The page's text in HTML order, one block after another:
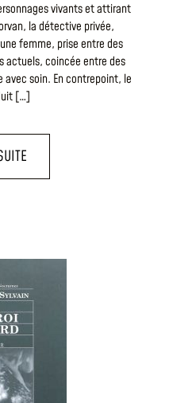
vivants et attirant
la détective privée,
femme, prise entre des
actuels, coincée entre des
soin. En contrepoint, le
[…]